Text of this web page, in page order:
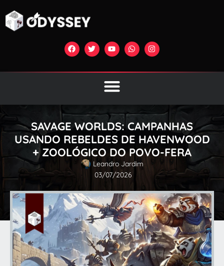
SAVAGE WORLDS: CAMPANHAS
USANDO REBELDES DE HAVENWOOD
+ ZOOLÓGICO DO POVO-FERA
Leandro Jardim
03/07/2026